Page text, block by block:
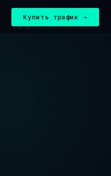
Купить трафик →